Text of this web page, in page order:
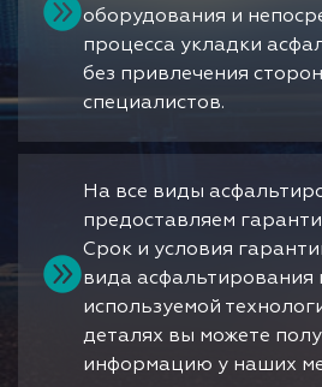
оборудования и
процесса укладки
без привлечения
специалистов.
На все виды
предоставляем
Срок и условия
вида асфальтирования
используемой
деталях вы можете
информацию у наших